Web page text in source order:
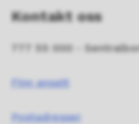
Kontakt oss
777 55 000 -
Finn ansatt
Postadresser